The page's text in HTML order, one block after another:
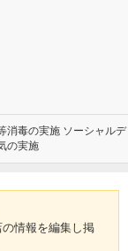
消毒の実施 ソーシャルデ
の実施
情報を編集し掲